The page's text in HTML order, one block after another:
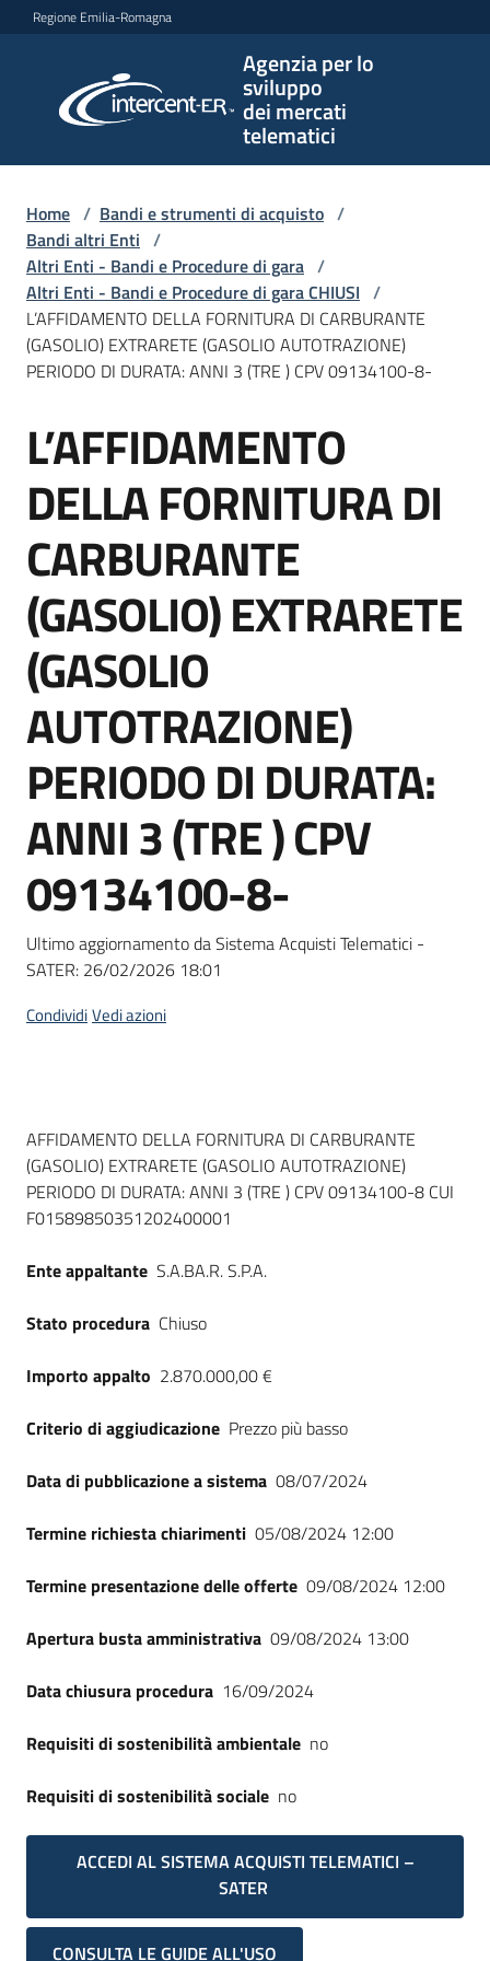
Vai al contenuto
Vai alla navigazione
Vai al footer
Regione Emilia-Romagna
Agenzia per lo
sviluppo
dei mercati
telematici
per lo
sviluppo
telematici
L'Agenzia
e
strumenti
acquisto
Supporto
Piattaforme
telematiche
English
site
su
Home / Bandi e strumenti di acquisto /
Bandi altri Enti /
Altri Enti - Bandi e Procedure di gara /
Altri Enti - Bandi e Procedure di gara CHIUSI /
L’AFFIDAMENTO DELLA FORNITURA DI CARBURANTE
(GASOLIO) EXTRARETE (GASOLIO AUTOTRAZIONE)
PERIODO DI DURATA: ANNI 3 (TRE ) CPV 09134100-8-
Salta al contenuto
L’AFFIDAMENTO
DELLA FORNITURA DI
CARBURANTE
(GASOLIO) EXTRARETE
(GASOLIO
AUTOTRAZIONE)
PERIODO DI DURATA:
ANNI 3 (TRE ) CPV
09134100-8-
Ultimo aggiornamento da Sistema Acquisti Telematici -
SATER: 26/02/2026 18:01
CondividiVedi azioni
Dati del bando
AFFIDAMENTO DELLA FORNITURA DI CARBURANTE
(GASOLIO) EXTRARETE (GASOLIO AUTOTRAZIONE)
PERIODO DI DURATA: ANNI 3 (TRE ) CPV 09134100-8 CUI
F01589850351202400001
Ente appaltante S.A.BA.R. S.P.A.
Stato procedura Chiuso
Importo appalto 2.870.000,00 €
Criterio di aggiudicazione Prezzo più basso
Data di pubblicazione a sistema 08/07/2024
Termine richiesta chiarimenti 05/08/2024 12:00
Termine presentazione delle offerte 09/08/2024 12:00
Apertura busta amministrativa 09/08/2024 13:00
Data chiusura procedura 16/09/2024
Requisiti di sostenibilità ambientale no
Requisiti di sostenibilità sociale no
ACCEDI AL SISTEMA ACQUISTI TELEMATICI –
SATER
CONSULTA LE GUIDE ALL'USO